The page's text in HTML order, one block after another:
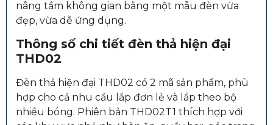
nâng tầm không gian bằng một mẫu đèn vừa
đẹp, vừa dễ ứng dụng.
Thông số chi tiết đèn thả hiện đại
THD02
Đèn thả hiện đại THD02 có 2 mã sản phẩm, phù
hợp cho cả nhu cầu lắp đơn lẻ và lắp theo bộ
nhiều bóng. Phiên bản THD02T1 thích hợp với